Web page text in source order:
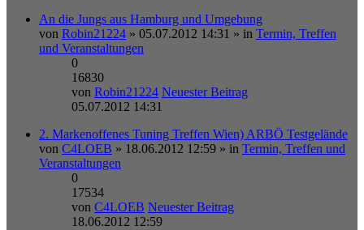
An die Jungs aus Hamburg und Umgebung
von Robin21224 » 05.07.2012 14:31 » in Termin, Treffen
und Veranstaltungen
0
16830
von Robin21224 Neuester Beitrag
05.07.2012 14:31
2. Markenoffenes Tuning Treffen Wien) ARBÖ Testgelände
von C4LOEB » 18.06.2012 12:59 » in Termin, Treffen und
Veranstaltungen
0
17534
von C4LOEB Neuester Beitrag
18.06.2012 12:59